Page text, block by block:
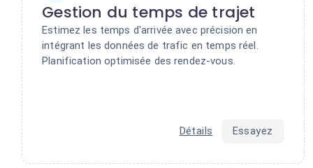
Gestion du temps de trajet
Estimez les temps d'arrivée avec précision en
intégrant les données de trafic en temps réel.
Planification optimisée des rendez-vous.
Détails Essayez